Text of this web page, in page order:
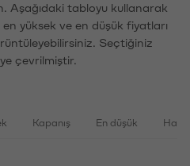
Aşağıdaki tabloyu kullanarak
en yüksek ve en düşük fiyatları
Seçtiğiniz
çevrilmiştir.
Kapanış En düşük